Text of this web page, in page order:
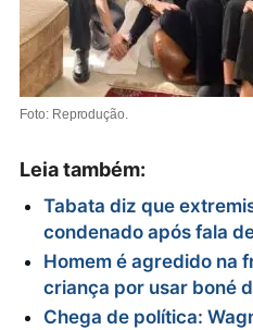
Foto: Reprodução.
Leia também:
Tabata diz que
condenado após fala
Homem é agredido na
criança por usar boné
Chega de política: